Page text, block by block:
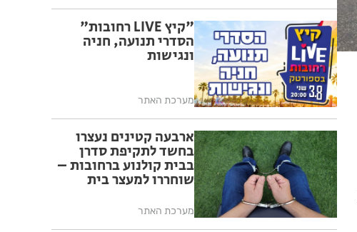
"קיץ LIVE רחובות"
הסדרי תנועה, חניה
ונגישות
מערכת האתר
ארבעה קטינים נעצרו
בחשד לתקיפת סדרן
בבית קולנוע ברחובות –
שוחררו למעצר בית
מערכת האתר